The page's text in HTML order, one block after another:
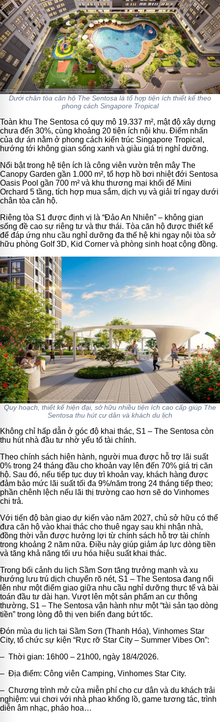
Dưới chân tòa căn hộ The Sentosa là tổ hợp tiện ích thiết kế theo
phong cách Singapore Tropical
Toàn khu The Sentosa có quy mô 19.337 m², mật độ xây dựng
chưa đến 30%, cùng khoảng 20 tiện ích nội khu. Điểm nhấn
của dự án nằm ở phong cách kiến trúc Singapore Tropical,
hướng tới không gian sống xanh và giàu giá trị nghỉ dưỡng.
Nổi bật trong hệ tiện ích là công viên vườn trên mây The
Canopy Garden gần 1.000 m², tổ hợp hồ bơi nhiệt đới Sentosa
Oasis Pool gần 700 m² và khu thương mại khối đế Mini
Orchard 5 tầng, tích hợp mua sắm, dịch vụ và giải trí ngay dưới
chân tòa căn hộ.
Riêng tòa S1 được định vị là “Đảo An Nhiên” – không gian
sống đề cao sự riêng tư và thư thái. Tòa căn hộ được thiết kế
để đáp ứng nhu cầu nghỉ dưỡng đa thế hệ khi ngay nội tòa sở
hữu phòng Golf 3D, Kid Corner và phòng sinh hoạt cộng đồng.
Quy hoạch, thiết kế hiện đại, sở hữu nhiều tiện ích cao cấp giúp The
Sentosa thu hút cư dân và khách du lịch
Không chỉ hấp dẫn ở góc độ khai thác, S1 – The Sentosa còn
thu hút nhà đầu tư nhờ yếu tố tài chính.
Theo chính sách hiện hành, người mua được hỗ trợ lãi suất
0% trong 24 tháng đầu cho khoản vay lên đến 70% giá trị căn
hộ. Sau đó, nếu tiếp tục duy trì khoản vay, khách hàng được
đảm bảo mức lãi suất tối đa 9%/năm trong 24 tháng tiếp theo;
phần chênh lệch nếu lãi thị trường cao hơn sẽ do Vinhomes
chi trả.
Với tiến độ bàn giao dự kiến vào năm 2027, chủ sở hữu có thể
đưa căn hộ vào khai thác cho thuê ngay sau khi nhận nhà,
đồng thời vẫn được hưởng lợi từ chính sách hỗ trợ tài chính
trong khoảng 2 năm nữa. Điều này giúp giảm áp lực dòng tiền
và tăng khả năng tối ưu hóa hiệu suất khai thác.
Trong bối cảnh du lịch Sầm Sơn tăng trưởng mạnh và xu
hướng lưu trú dịch chuyển rõ nét, S1 – The Sentosa đang nổi
lên như một điểm giao giữa nhu cầu nghỉ dưỡng thực tế và bài
toán đầu tư dài hạn. Vượt lên một sản phẩm an cư thông
thường, S1 – The Sentosa vận hành như một “tài sản tạo dòng
tiền” trong lòng đô thị ven biển đang bứt tốc.
Đón mùa du lịch tại Sầm Sơn (Thanh Hóa), Vinhomes Star
City, tổ chức sự kiện “Rực rỡ Star City – Summer Vibes On”:
– Thời gian: 16h00 – 21h00, ngày 18/4/2026.
– Địa điểm: Công viên Camping, Vinhomes Star City.
– Chương trình mở cửa miễn phí cho cư dân và du khách trải
nghiệm: vui chơi với nhà phao khổng lồ, game tương tác, trình
diễn âm nhạc, pháo hoa…